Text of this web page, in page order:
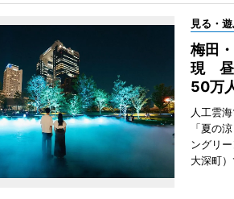
見る・
梅田
現 昼
50万
人工雲
「夏の
ングリ
大深町）